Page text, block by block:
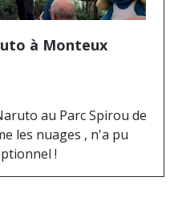
à Monteux
au Parc Spirou de
les nuages , n'a pu
!